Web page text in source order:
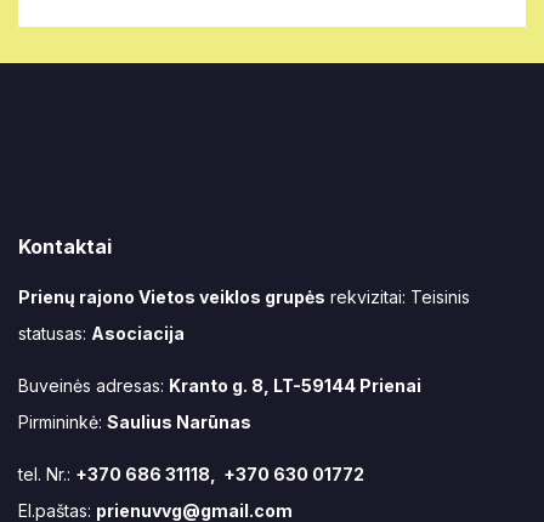
Kontaktai
Prienų rajono Vietos veiklos grupės rekvizitai: Teisinis
statusas: Asociacija
Buveinės adresas: Kranto g. 8, LT-59144 Prienai
Pirmininkė: Saulius Narūnas
tel. Nr.: +370 686 31118, +370 630 01772
El.paštas: prienuvvg@gmail.com